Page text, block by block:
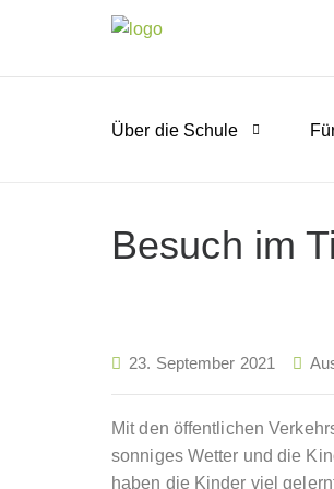
Über die Schule
Besuch im
23. September 2021
Mit den öffentlichen
sonniges Wetter und die
haben die Kinder viel